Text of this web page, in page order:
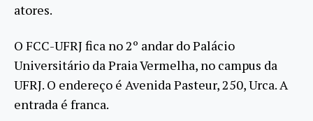
atores.
O FCC-UFRJ fica no 2º andar do Palácio
Universitário da Praia Vermelha, no campus da
UFRJ. O endereço é Avenida Pasteur, 250, Urca. A
entrada é franca.